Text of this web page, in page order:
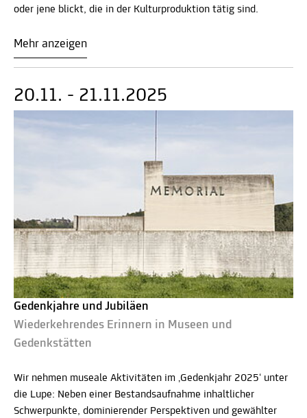
oder jene blickt, die in der Kulturproduktion tätig sind.
Mehr anzeigen
20.11. - 21.11.2025
Gedenkjahre und Jubiläen
Wiederkehrendes Erinnern in Museen und
Gedenkstätten
Wir nehmen museale Aktivitäten im ‚Gedenkjahr 2025‘ unter
die Lupe: Neben einer Bestandsaufnahme inhaltlicher
Schwerpunkte, dominierender Perspektiven und gewählter